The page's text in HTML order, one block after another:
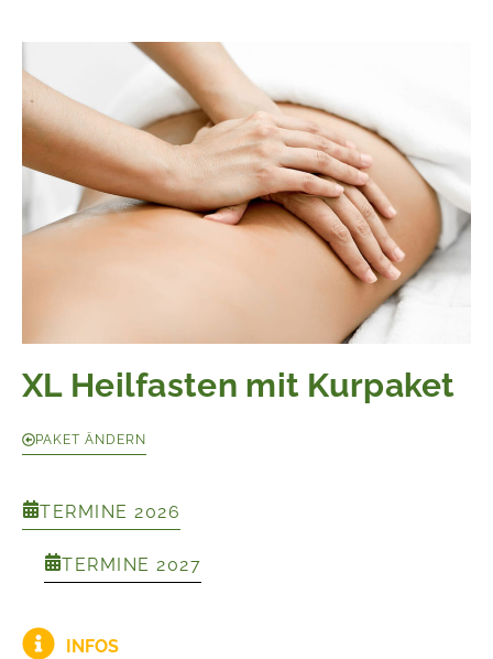
XL Heilfasten mit Kurpaket
PAKET ÄNDERN
TERMINE 2026
TERMINE 2027
INFOS